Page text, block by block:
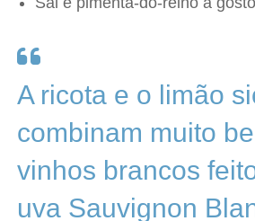
A ricota e o limão
combinam muito
vinhos brancos
uva Sauvignon